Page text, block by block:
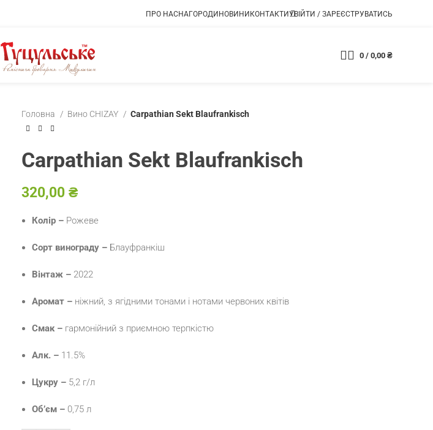
ПРО НАСНАГОРОДИНОВИНИКОНТАКТИУВІЙТИ / ЗАРЕЄСТРУВАТИСЬ
0 / 0,00 ₴
Головна
Вино CHIZAY Carpathian Sekt Blaufrankisch
Carpathian Sekt Blaufrankisch
₴
Колір – Рожеве
Сорт винограду – Блауфранкіш
Вінтаж – 2022
Аромат – ніжний, з ягідними тонами і нотами червоних квітів
Смак – гармонійний з приємною терпкістю
Алк. – 11.5%
Цукру – 5,2 г/л
Об’єм – 0,75 л